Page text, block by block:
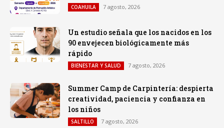
COAHUILA 7 agosto, 2026
Un estudio señala que los nacidos en los
90 envejecen biológicamente más
rápido
BIENESTAR Y SALUD 7 agosto, 2026
Summer Camp de Carpintería: despierta
creatividad, paciencia y confianza en
los niños
SALTILLO 7 agosto, 2026